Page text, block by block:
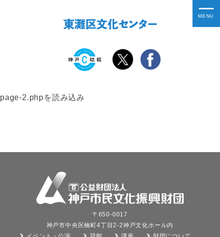
page-2.phpを読み込み
〒650-0017
神戸市中央区楠町4丁目2-2神戸文化ホール内